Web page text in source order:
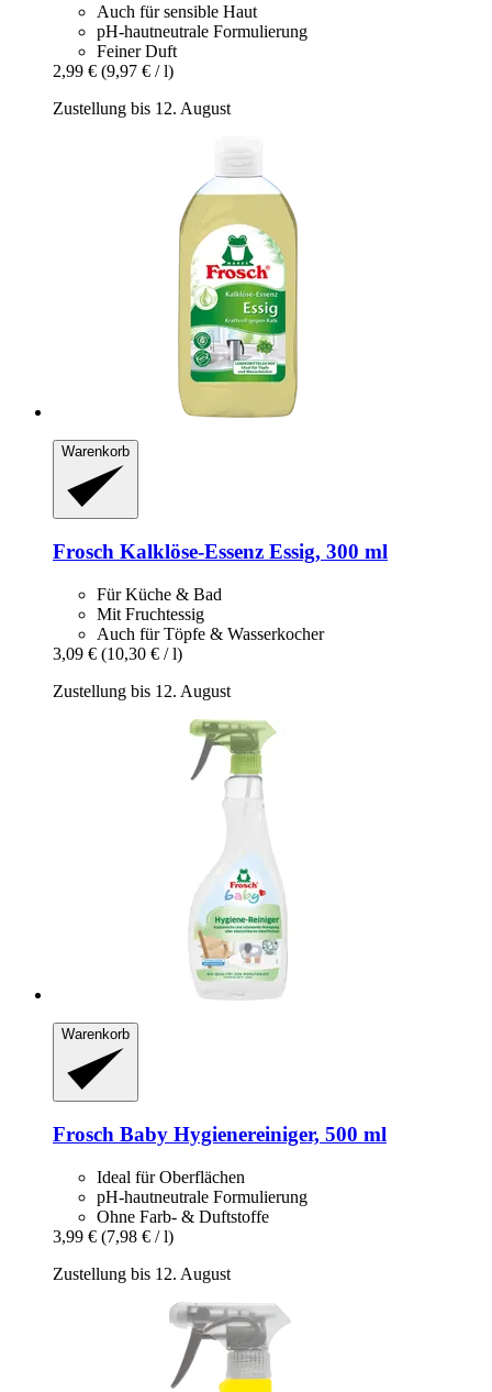
Auch für sensible Haut
pH-hautneutrale Formulierung
Feiner Duft
2,99 € (9,97 € / l)
Zustellung bis 12. August
Warenkorb
Frosch Kalklöse-​Essenz Essig, 300 ml
Für Küche & Bad
Mit Fruchtessig
Auch für Töpfe & Wasserkocher
3,09 € (10,30 € / l)
Zustellung bis 12. August
Warenkorb
Frosch Baby Hygienereiniger, 500 ml
Ideal für Oberflächen
pH-hautneutrale Formulierung
Ohne Farb- & Duftstoffe
3,99 € (7,98 € / l)
Zustellung bis 12. August